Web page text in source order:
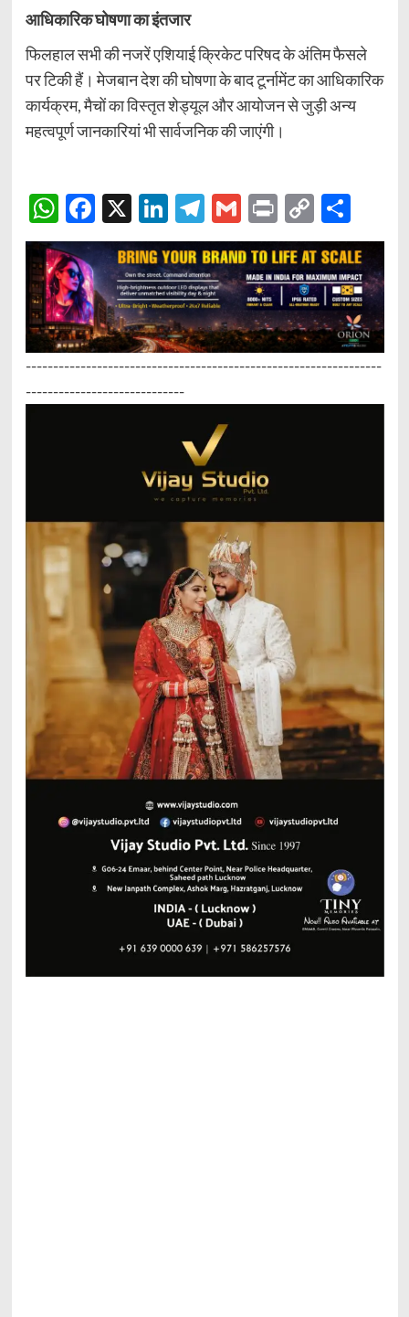
आधिकारिक घोषणा का इंतजार
फिलहाल सभी की नजरें एशियाई क्रिकेट परिषद के अंतिम फैसले
पर टिकी हैं। मेजबान देश की घोषणा के बाद टूर्नामेंट का आधिकारिक
कार्यक्रम, मैचों का विस्तृत शेड्यूल और आयोजन से जुड़ी अन्य
महत्वपूर्ण जानकारियां भी सार्वजनिक की जाएंगी।
WhatsApp
Facebook
X LinkedIn
Telegram
Gmail
Print
Copy
Link
-----------------------------------------------------------------
-----------------------------